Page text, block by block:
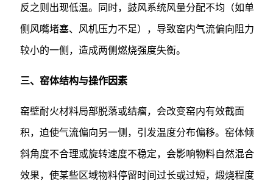
反之则出现低温。同时，鼓风系统风量分配不均（如单
侧风嘴堵塞、风机压力不足），导致窑内气流偏向阻力
较小的一侧，造成两侧燃烧强度失衡。
三、窑体结构与操作因素
窑壁耐火材料局部脱落或结瘤，会改变窑内有效截面
积，迫使气流偏向另一侧，引发温度分布偏移。窑体倾
斜角度不合理或旋转速度不稳定，会影响物料自然混合
效果，使某些区域物料停留时间过长或过短，煅烧程度